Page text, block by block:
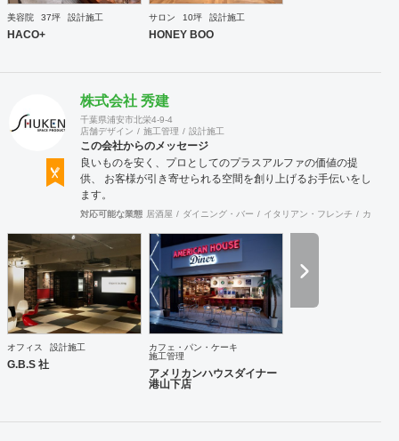
な空間 http://synes.jp/ SOTOCHIKU 時間の蓄積を取り
込む空間 https://sotochiku.com/
美容院 37坪 設計施工
HACO+
サロン 10坪 設計施工
HONEY BOO
株式会社 秀建
千葉県浦安市北栄4-9-4
店舗デザイン
施工管理 設計施工
この会社からのメッセージ
良いものを安く、プロとしてのプラスアルファの価値の提
供、 お客様が引き寄せられる空間を創り上げるお手伝いをし
ます。
対応可能な業態 居酒屋 ダイニング・バー イタリアン・フレンチ カフェ
オフィス 設計施工
G.B.S 社
カフェ・パン・ケーキ
施工管理
アメリカンハウスダイナー
港山下店